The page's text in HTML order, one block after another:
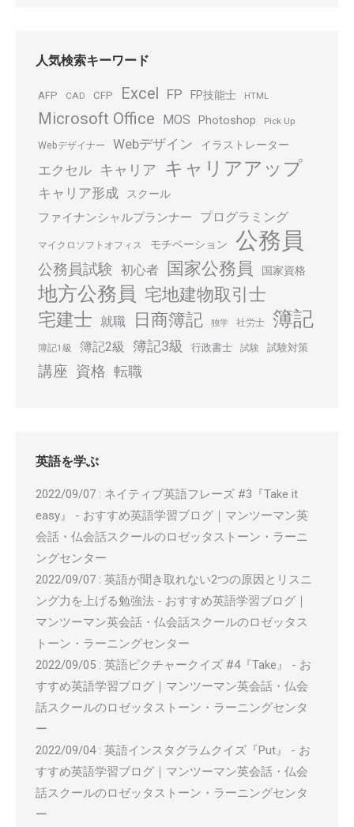
人気検索キーワード
AFP CAD CFP Excel FP FP技能士 HTML
Microsoft Office MOS Photoshop Pick Up
Webデザイナー Webデザイン イラストレーター
エクセル キャリア キャリアアップ
キャリア形成 スクール
ファイナンシャルプランナー プログラミング
マイクロソフトオフィス モチベーション 公務員
公務員試験 初心者 国家公務員 国家資格
地方公務員 宅地建物取引士
宅建士 就職 日商簿記 独学 社労士 簿記
簿記1級 簿記2級 簿記3級 行政書士 試験 試験対策
講座 資格 転職
英語を学ぶ
2022/09/07 : ネイティブ英語フレーズ #3『Take it
easy』 - おすすめ英語学習ブログ｜マンツーマン英
会話・仏会話スクールのロゼッタストーン・ラーニ
ングセンター
2022/09/07 : 英語が聞き取れない2つの原因とリスニ
ング力を上げる勉強法 - おすすめ英語学習ブログ｜
マンツーマン英会話・仏会話スクールのロゼッタス
トーン・ラーニングセンター
2022/09/05 : 英語ピクチャークイズ #4『Take』 - お
すすめ英語学習ブログ｜マンツーマン英会話・仏会
話スクールのロゼッタストーン・ラーニングセンタ
ー
2022/09/04: 英語インスタグラムクイズ『Put』 - お
すすめ英語学習ブログ｜マンツーマン英会話・仏会
話スクールのロゼッタストーン・ラーニングセンタ
ー